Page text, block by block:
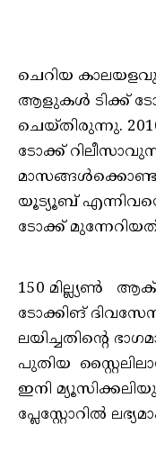
ചെറിയ
ആളുകൾ ടിക്ക്
ചെയ്തിരുന്നു.
ടോക്ക്
യൂട്യൂബ്
ടോക്ക്
150 മില്ല്യൺ
ടോക്കിങ്
ലയിച്ചതിൻ്റെ
പുതിയ
ഇനി
പ്ലേസ്റ്റോറിൽ